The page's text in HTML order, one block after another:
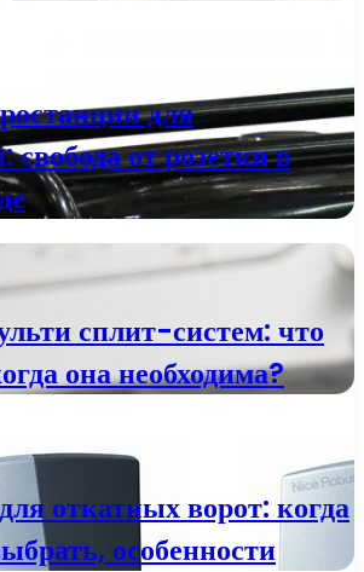
для
свобода от розетки в
сплит-систем: что
она необходима?
откатных ворот: когда
особенности